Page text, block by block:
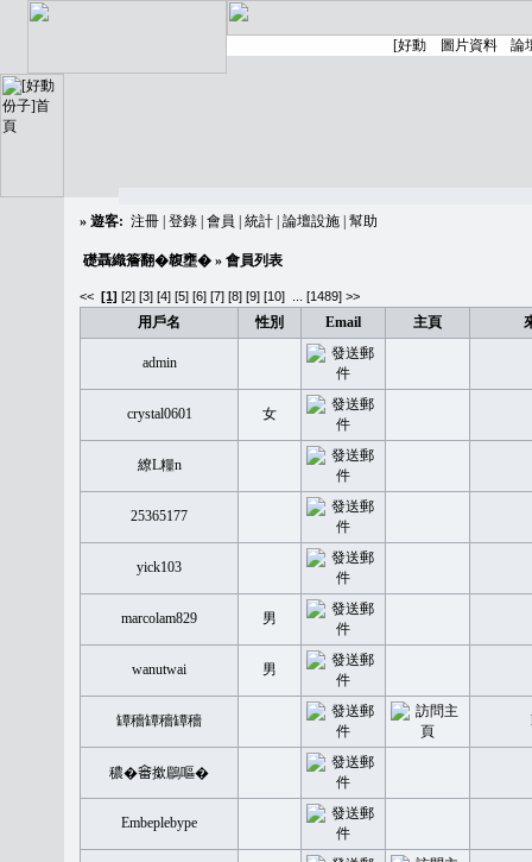
» 遊客: 注冊 登錄 會員 統計 論壇設施 幫助
礎聶織簷翻�䪖壅� » 會員列表
<< [1] [2] [3] [4] [5] [6] [7] [8] [9] [10] [1489] >>
用戶名 性別 Email 主頁
admin
crystal0601 女
繚L糧n
25365177
yick103
marcolam829 男
wanutwai 男
罈穡罈穡罈穡
穠�𤲞撳鶥嘔�
Embeplebype